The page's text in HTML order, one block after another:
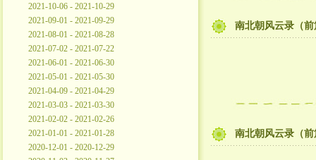
2021-10-06 - 2021-10-29
2021-09-01 - 2021-09-29
2021-08-01 - 2021-08-28
2021-07-02 - 2021-07-22
2021-06-01 - 2021-06-30
2021-05-01 - 2021-05-30
2021-04-09 - 2021-04-29
2021-03-03 - 2021-03-30
2021-02-02 - 2021-02-26
2021-01-01 - 2021-01-28
2020-12-01 - 2020-12-29
南北朝风云录（
南北朝风云录（